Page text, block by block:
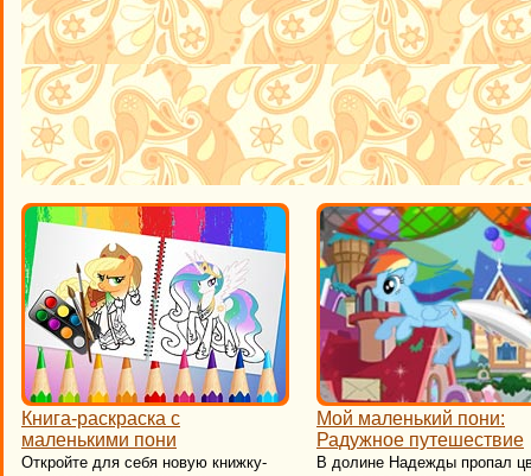
Книга-раскраска с
маленькими пони
Откройте для себя новую книжку-
Мой маленький пони:
Радужное путешествие
В долине Надежды пропал